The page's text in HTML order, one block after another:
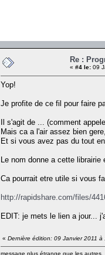
Re :
« #4 le: 09
Yop!
Je profite de ce fil pour faire
Il s'agit de ... (comment
Mais ca a l'air assez bien
Et si vous avez pas du tout
Le nom donne a cette
Ca pourrait etre utile si vous
http://rapidshare.com/files/
EDIT: je mets le lien a jour...
« Dernière édition: 09 Janvier 2011
message plus étrange que les autres,